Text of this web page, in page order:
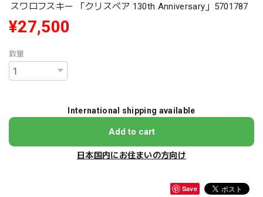
スワロフスキー 「クリスベア 130th Anniversary」5701787
¥27,500
数量
International shipping available
Add to cart
日本国内にお住まいの方向け
Save